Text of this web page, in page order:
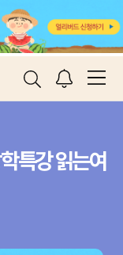
특강 읽는여